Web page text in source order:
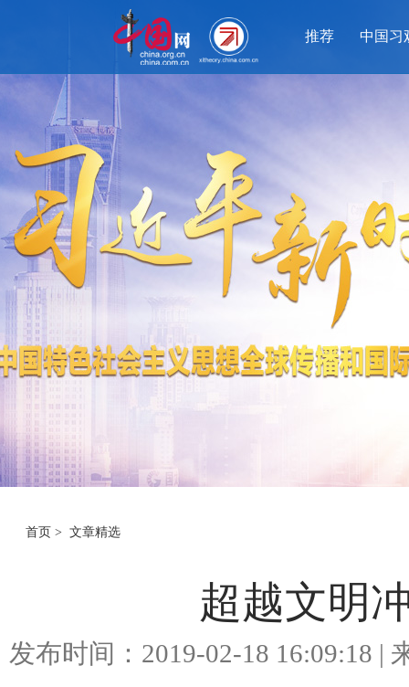
中国习
推荐
首页 > 文章精选
超越文明
发布时间：2019-02-18 16:09:18 |